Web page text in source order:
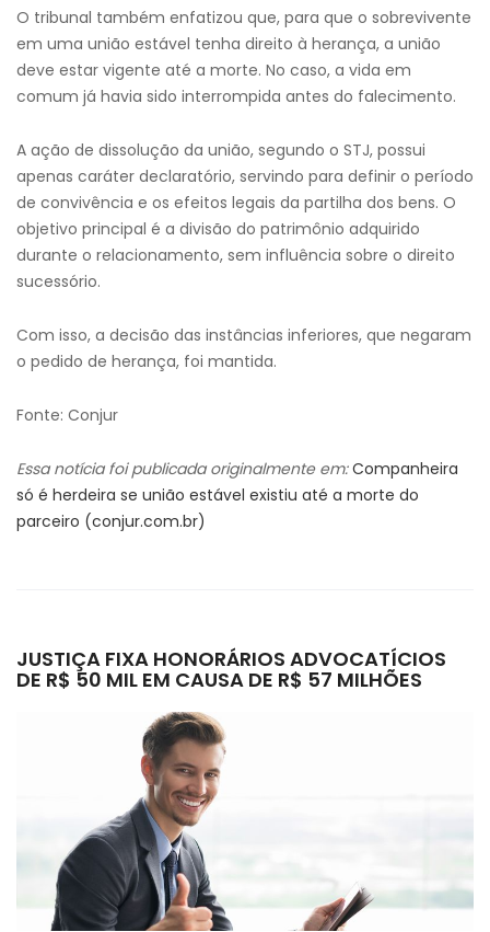
O tribunal também enfatizou que, para que o sobrevivente
em uma união estável tenha direito à herança, a união
deve estar vigente até a morte. No caso, a vida em
comum já havia sido interrompida antes do falecimento.
A ação de dissolução da união, segundo o STJ, possui
apenas caráter declaratório, servindo para definir o período
de convivência e os efeitos legais da partilha dos bens. O
objetivo principal é a divisão do patrimônio adquirido
durante o relacionamento, sem influência sobre o direito
sucessório.
Com isso, a decisão das instâncias inferiores, que negaram
o pedido de herança, foi mantida.
Fonte: Conjur
Essa notícia foi publicada originalmente em: Companheira
só é herdeira se união estável existiu até a morte do
parceiro (conjur.com.br)
JUSTIÇA FIXA HONORÁRIOS ADVOCATÍCIOS
DE R$ 50 MIL EM CAUSA DE R$ 57 MILHÕES